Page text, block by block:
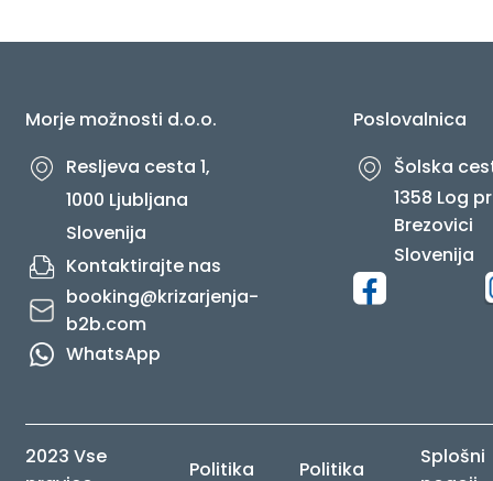
O NAS
Morje možnosti d.o.o.
Resljeva cesta 1,
1000 Ljubljana
Slovenija
Kontaktirajte nas
booking@krizarjenja-
b2b.com
WhatsApp
Poslovalnica
Šolska
1358 Log
Brezovici
Slovenija
2023 Vse
Politika Politika
Splošni